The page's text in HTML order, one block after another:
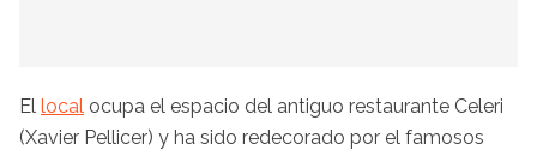
El local ocupa el espacio del antiguo restaurante Celeri
(Xavier Pellicer) y ha sido redecorado por el famosos